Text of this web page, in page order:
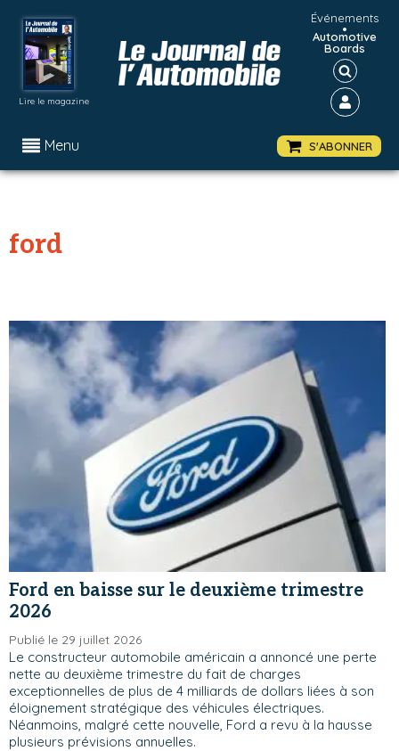
Lire le magazine
Événements
•
Automotive
Boards
Menu S'ABONNER
ford
Ford en baisse sur le deuxième trimestre
2026
Publié le 29 juillet 2026
Le constructeur automobile américain a annoncé une perte
nette au deuxième trimestre du fait de charges
exceptionnelles de plus de 4 milliards de dollars liées à son
éloignement stratégique des véhicules électriques.
Néanmoins, malgré cette nouvelle, Ford a revu à la hausse
plusieurs prévisions annuelles.